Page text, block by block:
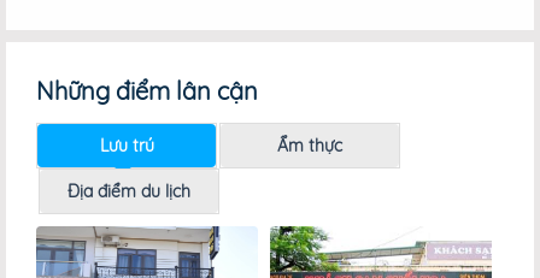
Những điểm lân cận
Lưu trú Ẩm thực
Địa điểm du lịch